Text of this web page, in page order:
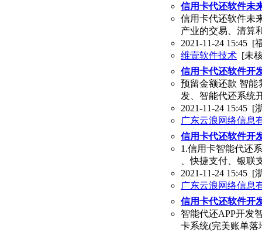
信用卡代还软件未
信用卡代还软件未
产业的交易、清算
2021-11-24 15:45 [
维壹软件技术 [未
信用卡代还软件开
预留金额还款 智能
发、智能代还系统
2021-11-24 15:45 [
广东云浪网络信息
信用卡代还软件开
1.信用卡智能代还
、快捷支付、银联
2021-11-24 15:45 [
广东云浪网络信息
信用卡代还软件开
智能代还APP开发
卡系统(完美账单落